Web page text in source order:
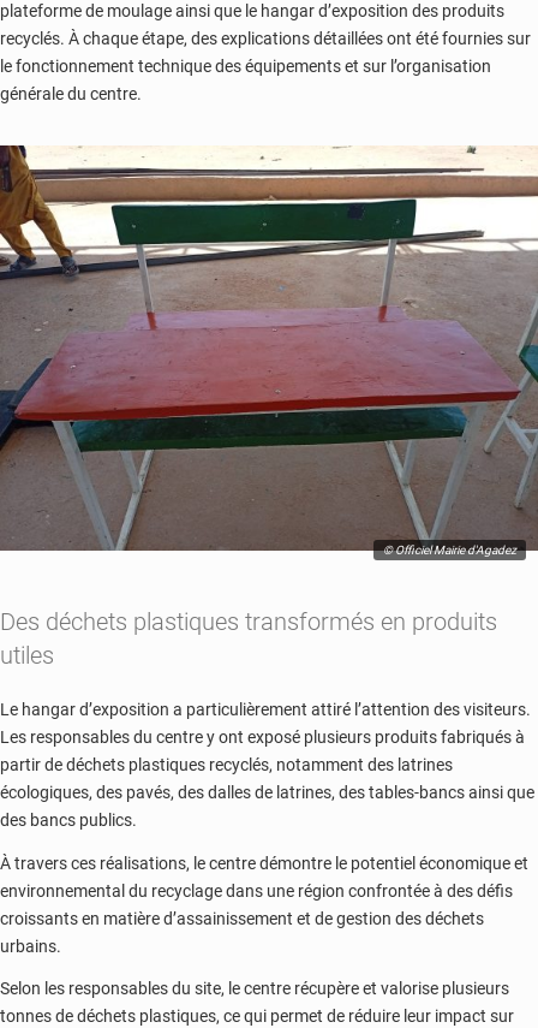
plateforme de moulage ainsi que le hangar d’exposition des produits
recyclés. À chaque étape, des explications détaillées ont été fournies sur
le fonctionnement technique des équipements et sur l’organisation
générale du centre.
© Officiel Mairie d'Agadez
Des déchets plastiques transformés en produits
utiles
Le hangar d’exposition a particulièrement attiré l’attention des visiteurs.
Les responsables du centre y ont exposé plusieurs produits fabriqués à
partir de déchets plastiques recyclés, notamment des latrines
écologiques, des pavés, des dalles de latrines, des tables-bancs ainsi que
des bancs publics.
À travers ces réalisations, le centre démontre le potentiel économique et
environnemental du recyclage dans une région confrontée à des défis
croissants en matière d’assainissement et de gestion des déchets
urbains.
Selon les responsables du site, le centre récupère et valorise plusieurs
tonnes de déchets plastiques, ce qui permet de réduire leur impact sur